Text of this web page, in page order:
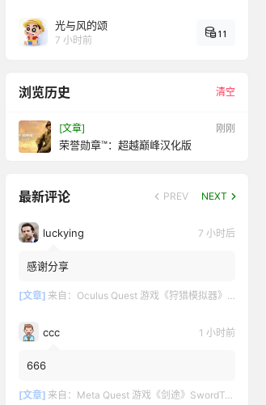
光与风的颂
7 小时前
11
浏览历史 清空
[文章] 刚刚
荣誉勋章™：超越巅峰汉化版
最新评论 PREV NEXT
luckying 7 小时后
感谢分享
[文章] 来自： Oculus Quest 游戏《狩猎模拟器》Hunting Simulator
ccc 1 小时前
666
[文章] 来自： Meta Quest 游戏《剑途》SwordTrip